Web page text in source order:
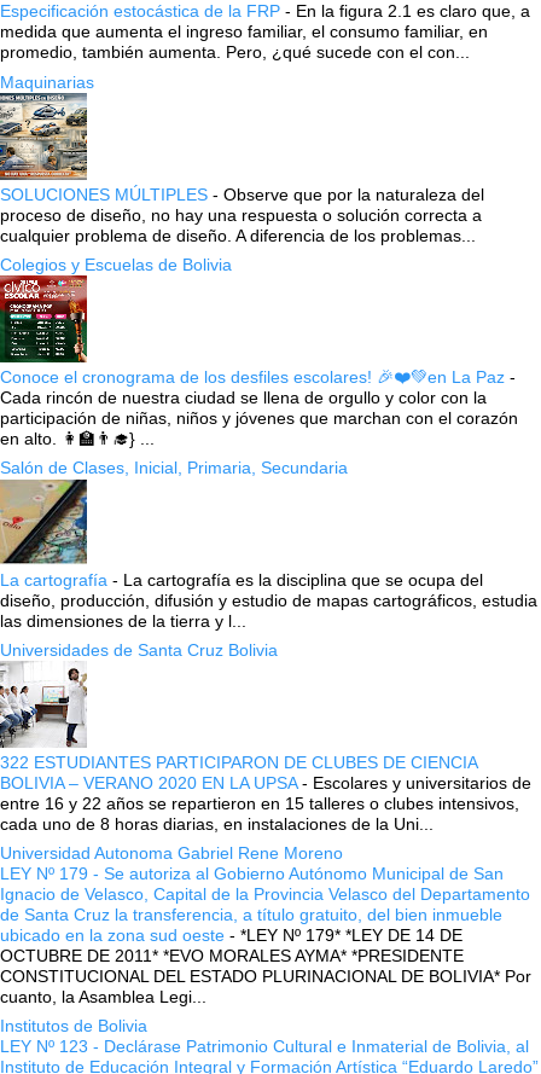
Especificación estocástica de la FRP - En la figura 2.1 es claro que, a
medida que aumenta el ingreso familiar, el consumo familiar, en
promedio, también aumenta. Pero, ¿qué sucede con el con...
Maquinarias
SOLUCIONES MÚLTIPLES - Observe que por la naturaleza del
proceso de diseño, no hay una respuesta o solución correcta a
cualquier problema de diseño. A diferencia de los problemas...
Colegios y Escuelas de Bolivia
Conoce el cronograma de los desfiles escolares! 🎉❤️💚en La Paz -
Cada rincón de nuestra ciudad se llena de orgullo y color con la
participación de niñas, niños y jóvenes que marchan con el corazón
en alto. 👩‍🏫👨‍🎓} ...
Salón de Clases, Inicial, Primaria, Secundaria
La cartografía - La cartografía es la disciplina que se ocupa del
diseño, producción, difusión y estudio de mapas cartográficos, estudia
las dimensiones de la tierra y l...
Universidades de Santa Cruz Bolivia
322 ESTUDIANTES PARTICIPARON DE CLUBES DE CIENCIA
BOLIVIA – VERANO 2020 EN LA UPSA- Escolares y universitarios de
entre 16 y 22 años se repartieron en 15 talleres o clubes intensivos,
cada uno de 8 horas diarias, en instalaciones de la Uni...
Universidad Autonoma Gabriel Rene Moreno
LEY Nº 179 - Se autoriza al Gobierno Autónomo Municipal de San
Ignacio de Velasco, Capital de la Provincia Velasco del Departamento
de Santa Cruz la transferencia, a título gratuito, del bien inmueble
ubicado en la zona sud oeste - *LEY Nº 179* *LEY DE 14 DE
OCTUBRE DE 2011* *EVO MORALES AYMA* *PRESIDENTE
CONSTITUCIONAL DEL ESTADO PLURINACIONAL DE BOLIVIA* Por
cuanto, la Asamblea Legi...
Institutos de Bolivia
LEY Nº 123 - Declárase Patrimonio Cultural e Inmaterial de Bolivia, al
Instituto de Educación Integral y Formación Artística “Eduardo Laredo”